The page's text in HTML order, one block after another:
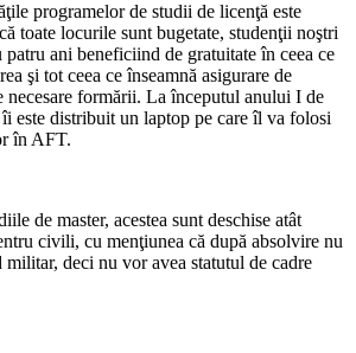
programelor de studii de licenţă este
toate locurile sunt bugetate, studenţii noştri
patru ani beneficiind de gratuitate în ceea ce
şi tot ceea ce înseamnă asigurare de
necesare formării. La începutul anului I de
este distribuit un laptop pe care îl va folosi
în AFT.
de master, acestea sunt deschise atât
civili, cu menţiunea că după absolvire nu
militar, deci nu vor avea statutul de cadre